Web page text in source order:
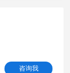
咨询我